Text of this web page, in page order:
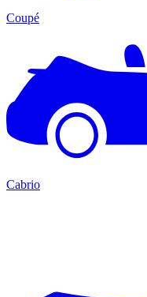
Coupé
Cabrio